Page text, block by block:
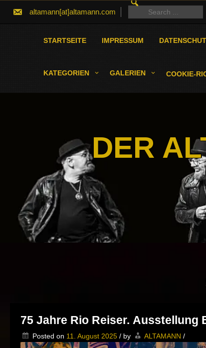
altamann[at]altamann.com
FOR:
Search
for:
STARTSEITE IMPRESSUM
KATEGORIEN GALERIEN COOKIE-
DER
75 Jahre Rio Reiser. Ausstellung
Posted on 11. August 2025 / by ALTAMANN /